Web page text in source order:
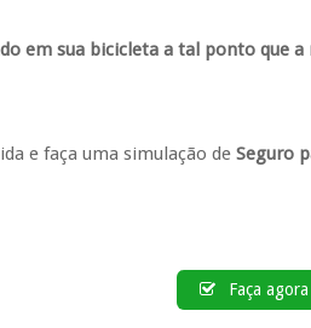
em sua bicicleta a tal ponto que
e faça uma simulação de Seguro
Faça